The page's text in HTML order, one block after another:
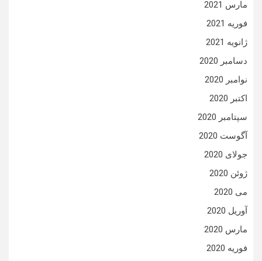
مارس 2021
فوریه 2021
ژانویه 2021
دسامبر 2020
نوامبر 2020
اکتبر 2020
سپتامبر 2020
آگوست 2020
جولای 2020
ژوئن 2020
می 2020
آوریل 2020
مارس 2020
فوریه 2020